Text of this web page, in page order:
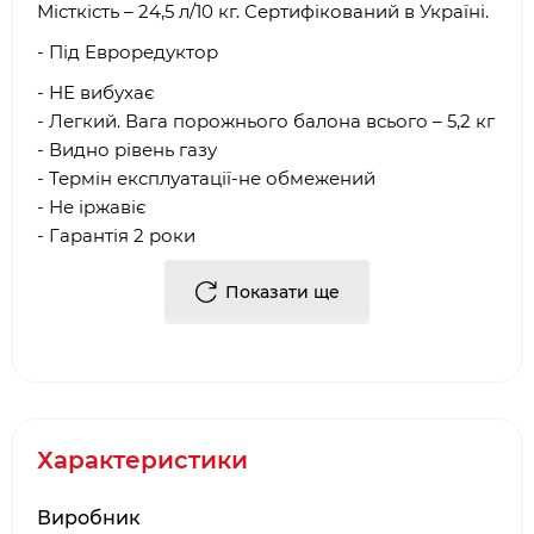
Місткість – 24,5 л/10 кг. Сертифікований в Україні.
- Під Евроредуктор
- НЕ вибухає
- Легкий. Вага порожнього балона всього – 5,2 кг
- Видно рівень газу
- Термін експлуатації-не обмежений
- Не іржавіє
- Гарантія 2 роки
газовий балон HPC Research 24,5 л. під євр.
магазинbbq
Показати ще
Характеристики
Виробник